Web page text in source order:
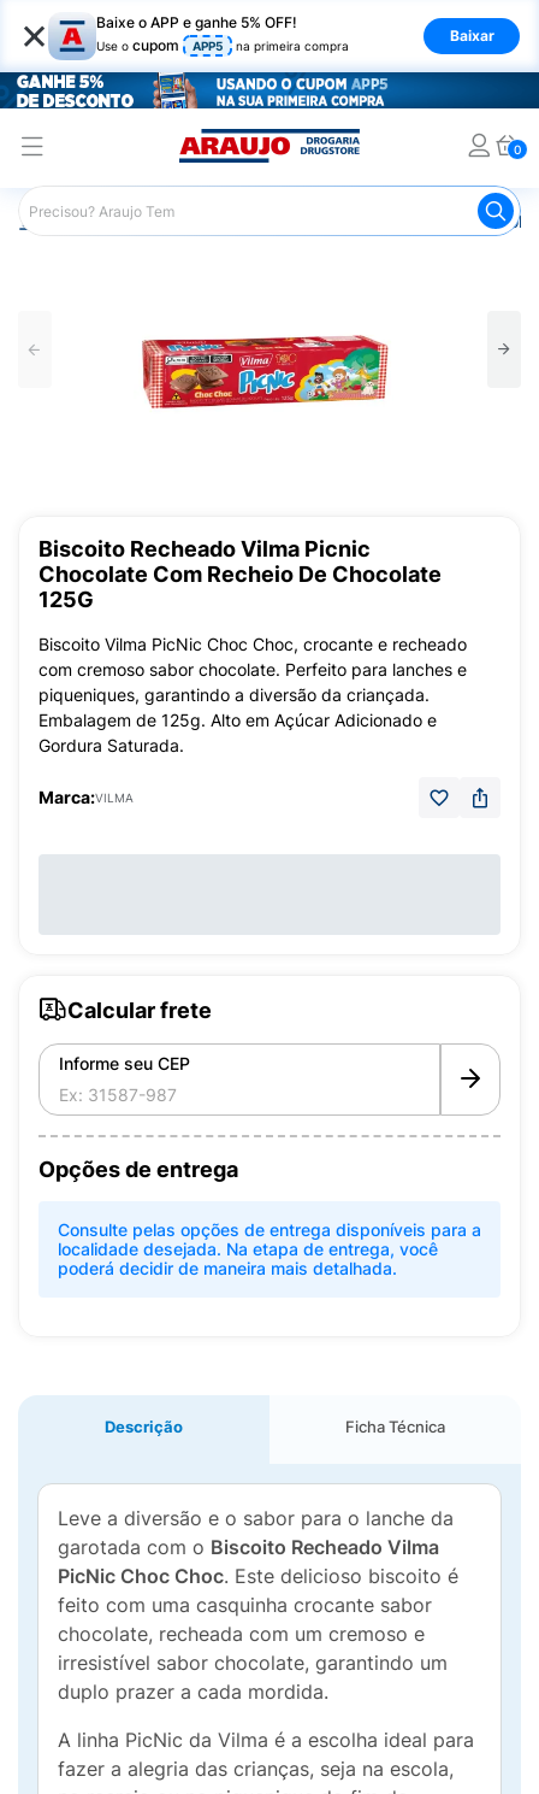
× Baixe o APP e ganhe 5% OFF!
Use o cupom APP5 na primeira compra
Baixar
0
Araujo Mercado Biscoito e
Biscoito Recheado Vilma Picnic
Chocolate Com Recheio De Chocolate
125G
Biscoito Vilma PicNic Choc Choc, crocante e recheado
com cremoso sabor chocolate. Perfeito para lanches e
piqueniques, garantindo a diversão da criançada.
Embalagem de 125g. Alto em Açúcar Adicionado e
Gordura Saturada.
Marca:VILMA
Calcular frete
Informe seu CEP
Opções de entrega
Consulte pelas opções de entrega disponíveis para a
localidade desejada. Na etapa de entrega, você
poderá decidir de maneira mais detalhada.
Descrição Ficha Técnica
Leve a diversão e o sabor para o lanche da
garotada com o Biscoito Recheado Vilma
PicNic Choc Choc. Este delicioso biscoito é
feito com uma casquinha crocante sabor
chocolate, recheada com um cremoso e
irresistível sabor chocolate, garantindo um
duplo prazer a cada mordida.
A linha PicNic da Vilma é a escolha ideal para
fazer a alegria das crianças, seja na escola,